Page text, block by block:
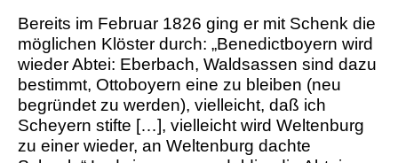
Bereits im Februar 1826 ging er mit Schenk die
möglichen Klöster durch: „Benedictboyern wird
wieder Abtei: Eberbach, Waldsassen sind dazu
bestimmt, Ottoboyern eine zu bleiben (neu
begründet zu werden), vielleicht, daß ich
Scheyern stifte […], vielleicht wird Weltenburg
zu einer wieder, an Weltenburg dachte